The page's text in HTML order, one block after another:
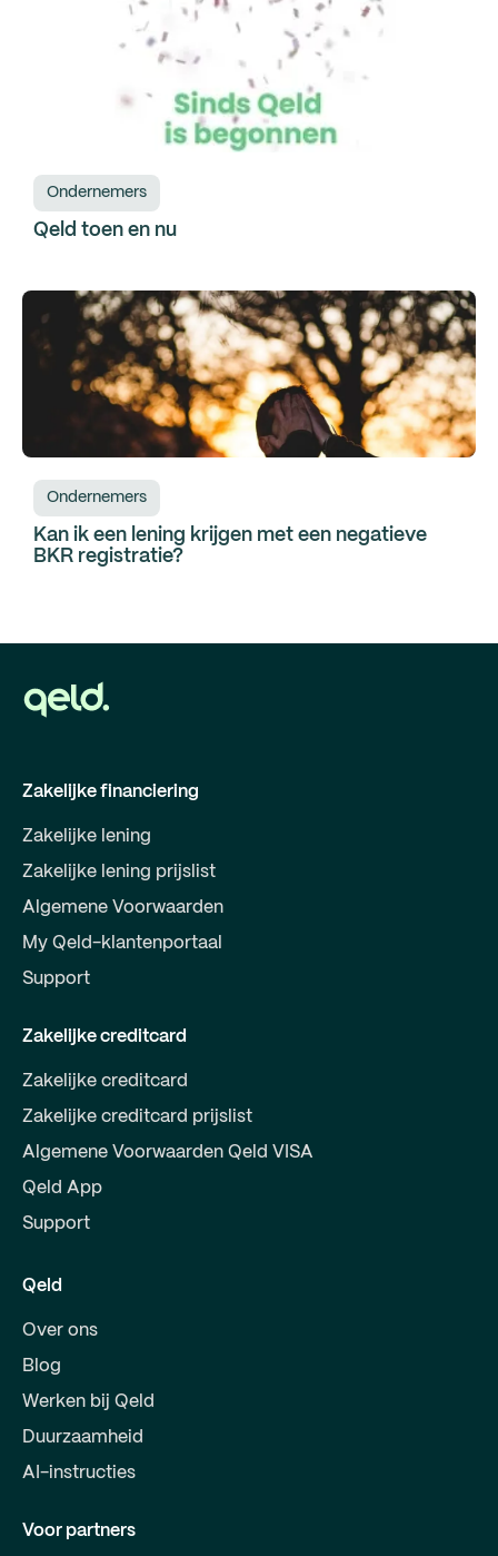
Ondernemers
Qeld toen en nu
Ondernemers
Kan ik een lening krijgen met een negatieve
BKR registratie?
Zakelijke financiering
Zakelijke lening
Zakelijke lening prijslist
Algemene Voorwaarden
My Qeld-klantenportaal
Support
Zakelijke creditcard
Zakelijke creditcard
Zakelijke creditcard prijslist
Algemene Voorwaarden Qeld VISA
Qeld App
Support
Qeld
Over ons
Blog
Werken bij Qeld
Duurzaamheid
AI-instructies
Voor partners